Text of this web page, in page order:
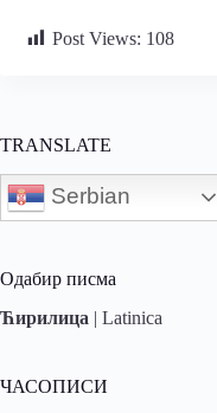
Post Views: 108
TRANSLATE
Serbian
Одабир писма
Ћирилица | Latinica
ЧАСОПИСИ